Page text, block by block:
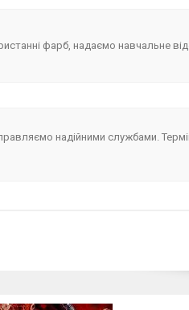
фарб, надаємо навчальне
надійними службами.